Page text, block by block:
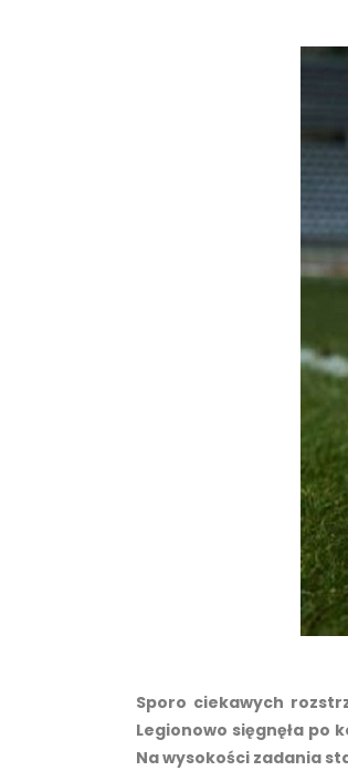
Sporo ciekawych
Legionowo sięgnęła po
Na wysokości zadania